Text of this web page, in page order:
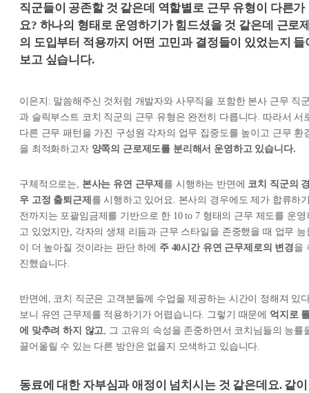
직군들이 공존할 것 같은데 역할별로 근무 유형이 다른가
요? 하나의 형태로 운영하기가 힘드셨을 것 같은데 근로
의 도입부터 적용까지 어떤 고민과 결정들이 있었는지 들
보고 싶습니다.
이은지: 말씀해주신 것처럼 개발자와 사무직을 포함한 본사 근무 직
과 슬릭부스트 코치 직군의 근무 유형은 완전히 다릅니다. 따라서 서
다른 근무 패턴을 가진 구성원 각자의 업무 집중도를 높이고 근무 환
을 최적화하고자 양쪽의 근로제도를 분리해서 운영하고 있습니다.
구체적으로는, 본사는 유연 근무제 를 시행하는 반면에 코치 직군의
우 고정 출퇴근제 를 시행하고 있어요. 본사의 경우에도 제가 합류하
전까지는 포괄임금제를 기반으로 한 10 to 7 형태의 근무 제도를 운영
고 있었지만, 각자의 생체 리듬과 근무 스타일을 존중했을 때 업무 능
이 더 높아질 것이라는 판단 하에 주 40시간 유연 근무제로의 변경을
진했습니다.
반면에, 코치 직군은 고객분들께 수업을 제공하는 시간이 정해져 있
보니 유연 근무제를 적용하기가 어렵습니다. 그렇기 때문에 억지로
에 맞추려 하지 않고, 그 고유의 속성을 존중하면서 코치님들의 능률
끌어올릴 수 있는 다른 방안은 없을지 모색하고 있습니다.
동료에 대한 자부심과 애정이 넘치시는 것 같은데요. 같이